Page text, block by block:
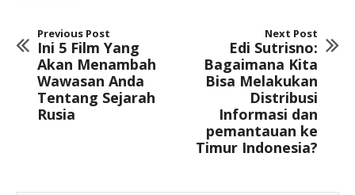
Previous Post
Ini 5 Film Yang
Akan Menambah
Wawasan Anda
Tentang Sejarah
Rusia
Next Post
Edi Sutrisno:
Bagaimana Kita
Bisa Melakukan
Distribusi
Informasi dan
pemantauan ke
Timur Indonesia?